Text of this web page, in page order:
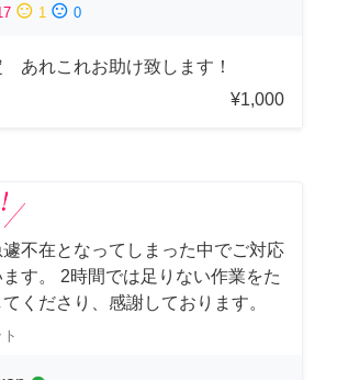
sentiment_neutral 1 sentiment_dissatisfied 0
あれこれお助け致します！
¥1,000
不在となってしまった中でご対応
す。 2時間では足りない作業をた
くださり、感謝しております。